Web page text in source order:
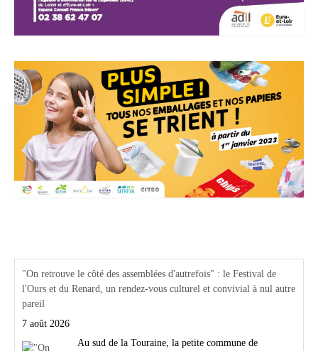
"On retrouve le côté des assemblées d'autrefois" : le Festival de
l'Ours et du Renard, un rendez-vous culturel et convivial à nul autre
pareil
7 août 2026
Au sud de la Touraine, la petite commune de